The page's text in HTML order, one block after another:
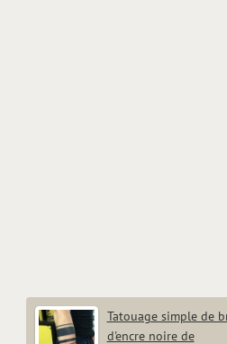
Tatouage simple de
d'encre noire de